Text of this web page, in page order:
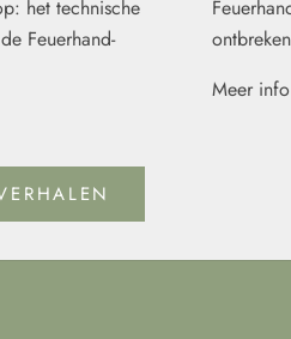
het technische
Feuerhand-
Meer